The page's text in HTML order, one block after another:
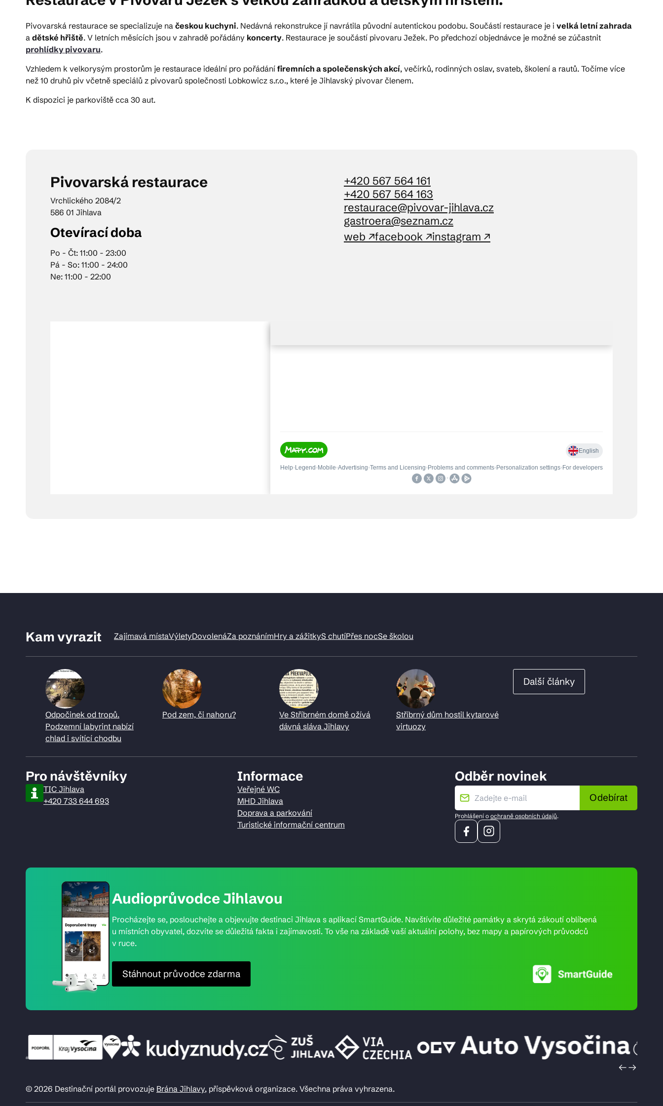
Praktické info
Kam vyrazit
Pivovarská restaurace se specializuje na českou kuchyni. Nedávná rekonstrukce jí navrátila původní autentickou podobu. Součástí restaurace je i velká letní zahrada
a dětské hřiště. V letních měsících jsou v zahradě pořádány koncerty. Restaurace je součástí pivovaru Ježek. Po předchozí objednávce je možné se zúčastnit
prohlídky pivovaru.
Vzhledem k velkorysým prostorům je restaurace ideální pro pořádání firemních a společenských akcí, večírků, rodinných oslav, svateb, školení a rautů. Točíme více
než 10 druhů piv včetně speciálů z pivovarů společnosti Lobkowicz s.r.o., které je Jihlavský pivovar členem.
K dispozici je parkoviště cca 30 aut.
Pivovarská restaurace
Vrchlického 2084/2
586 01 Jihlava
Otevírací doba
Po - Čt: 11:00 - 23:00
Pá - So: 11:00 - 24:00
Ne: 11:00 - 22:00
+420 567 564 161
+420 567 564 163
restaurace@pivovar-jihlava.cz
gastroera@seznam.cz
web ↗facebook ↗instagram ↗
Kam vyrazit Zajímavá místaVýletyDovolenáZa poznánímHry a zážitkyS chutíPřes nocSe školou
Odpočinek od tropů.
Podzemní labyrint nabízí
chlad i svítící chodbu
Pod zem, či nahoru?
Ve Stříbrném domě ožívá
dávná sláva Jihlavy
Stříbrný dům hostil kytarové
virtuozy
Další články
Pro návštěvníky
TIC Jihlava
+420 733 644 693
Informace
Veřejné WC
MHD Jihlava
Doprava a parkování
Turistické informační centrum
Odběr novinek
Odebírat
Prohlášení o ochraně osobních údajů.
Audioprůvodce Jihlavou
Procházejte se, poslouchejte a objevujte destinaci Jihlava s aplikací SmartGuide. Navštívíte důležité památky a skrytá zákoutí oblíbená
u místních obyvatel, dozvíte se důležitá fakta i zajímavosti. To vše na základě vaší aktuální polohy, bez mapy a papírových průvodců
v ruce.
Stáhnout průvodce zdarma
© 2026 Destinační portál provozuje Brána Jihlavy, příspěvková organizace. Všechna práva vyhrazena.